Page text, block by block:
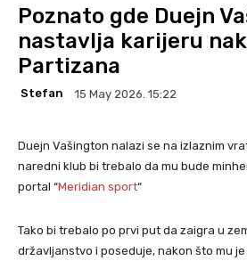
Poznato gde Duejn
nastavlja karijeru
Partizana
Stefan 15 May 2026. 15:22
Duejn Vašington nalazi se na izlaznim
naredni klub bi trebalo da mu bude
portal “Meridian sport“
Tako bi trebalo po prvi put da zaigra u
državljanstvo i poseduje, nakon što mu